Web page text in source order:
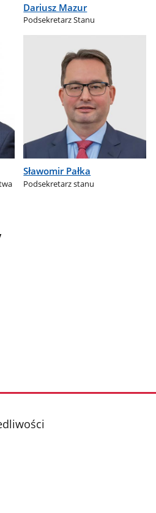
Dariusz Mazur
Podsekretarz Stanu
Sławomir Pałka
Podsekretarz stanu